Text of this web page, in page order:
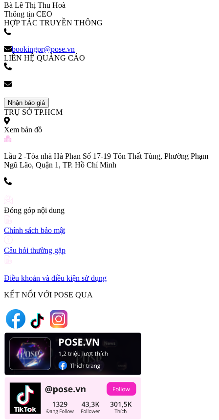
Bà Lê Thị Thu Hoà
Thông tin CEO
HỢP TÁC TRUYỀN THÔNG
bookingpr@pose.vn
LIÊN HỆ QUẢNG CÁO
Nhận báo giá
TRỤ SỞ TP.HCM
Xem bản đồ
Lầu 2 -Tòa nhà Hà Phan Số 17-19 Tôn Thất Tùng, Phường Phạm
Ngũ Lão, Quận 1, TP. Hồ Chí Minh
Đóng góp nội dung
Chính sách bảo mật
Câu hỏi thường gặp
Điều khoản và điều kiện sử dụng
KẾT NỐI VỚI POSE QUA